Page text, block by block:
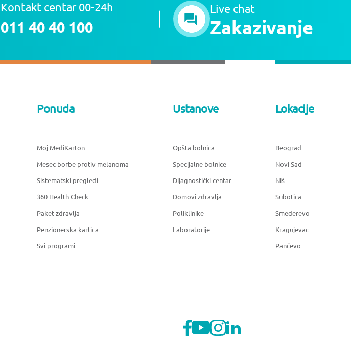
Kontakt centar 00-24h
011 40 40 100
Live chat
Zakazivanje
Ponuda
Moj MediKarton
Mesec borbe protiv melanoma
Sistematski pregledi
360 Health Check
Paket zdravlja
Penzionerska kartica
Svi programi
Ustanove
Opšta bolnica
Specijalne bolnice
Dijagnostički centar
Domovi zdravlja
Poliklinike
Laboratorije
Lokacije
Beograd
Novi Sad
Niš
Subotica
Smederevo
Kragujevac
Pančevo